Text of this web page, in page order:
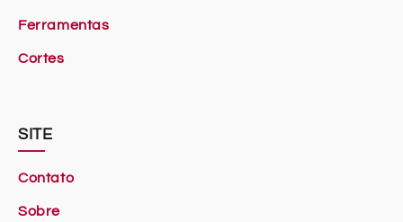
Ferramentas
Cortes
SITE
Contato
Sobre